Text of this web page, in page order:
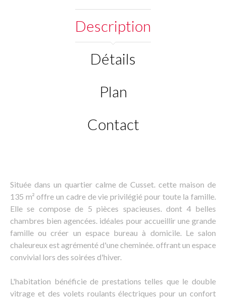
Description
Détails
Plan
Contact
Située dans un quartier calme de Cusset. cette maison de
135 m² offre un cadre de vie privilégié pour toute la famille.
Elle se compose de 5 pièces spacieuses. dont 4 belles
chambres bien agencées. idéales pour accueillir une grande
famille ou créer un espace bureau à domicile. Le salon
chaleureux est agrémenté d'une cheminée. offrant un espace
convivial lors des soirées d'hiver.
L'habitation bénéficie de prestations telles que le double
vitrage et des volets roulants électriques pour un confort